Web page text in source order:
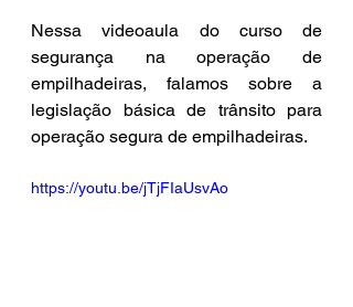
Nessa videoaula do curso de
segurança na operação de
empilhadeiras, falamos sobre a
legislação básica de trânsito para
operação segura de empilhadeiras.
https://youtu.be/jTjFIaUsvAo